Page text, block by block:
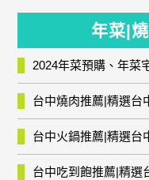
年菜|
台中燒肉推薦|精選台
台中吃到飽推薦|精選